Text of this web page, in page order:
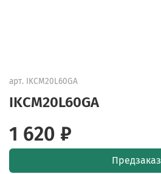
арт. IKCM20L60GA
IKCM20L60GA
1 620 ₽
Предзаказ